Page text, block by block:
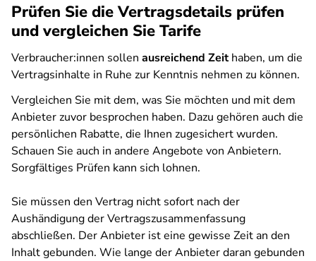
Prüfen Sie die Vertragsdetails prüfen
und vergleichen Sie Tarife
Verbraucher:innen sollen ausreichend Zeithaben, um die
Vertragsinhalte in Ruhe zur Kenntnis nehmen zu können.
Vergleichen Sie mit dem, was Sie möchten und mit dem
Anbieter zuvor besprochen haben. Dazu gehören auch die
persönlichen Rabatte, die Ihnen zugesichert wurden.
Schauen Sie auch in andere Angebote von Anbietern.
Sorgfältiges Prüfen kann sich lohnen.
Sie müssen den Vertrag nicht sofort nach der
Aushändigung der Vertragszusammenfassung
abschließen. Der Anbieter ist eine gewisse Zeit an den
Inhalt gebunden. Wie lange der Anbieter daran gebunden